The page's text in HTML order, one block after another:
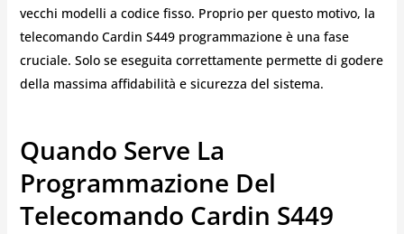
vecchi modelli a codice fisso. Proprio per questo motivo, la
telecomando Cardin S449 programmazione è una fase
cruciale. Solo se eseguita correttamente permette di godere
della massima affidabilità e sicurezza del sistema.
Quando Serve La
Programmazione Del
Telecomando Cardin S449